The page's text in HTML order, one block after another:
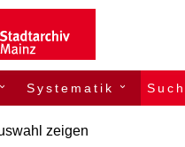
› Systematik ›
zeigen